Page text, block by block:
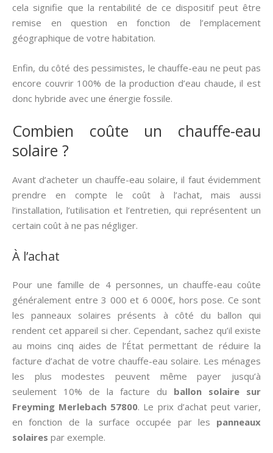
cela signifie que la rentabilité de ce dispositif peut être
remise en question en fonction de l’emplacement
géographique de votre habitation.
Enfin, du côté des pessimistes, le chauffe-eau ne peut pas
encore couvrir 100% de la production d’eau chaude, il est
donc hybride avec une énergie fossile.
Combien coûte un chauffe-eau
solaire ?
Avant d’acheter un chauffe-eau solaire, il faut évidemment
prendre en compte le coût à l’achat, mais aussi
l’installation, l’utilisation et l’entretien, qui représentent un
certain coût à ne pas négliger.
À l’achat
Pour une famille de 4 personnes, un chauffe-eau coûte
généralement entre 3 000 et 6 000€, hors pose. Ce sont
les panneaux solaires présents à côté du ballon qui
rendent cet appareil si cher. Cependant, sachez qu’il existe
au moins cinq aides de l’État permettant de réduire la
facture d’achat de votre chauffe-eau solaire. Les ménages
les plus modestes peuvent même payer jusqu’à
seulement 10% de la facture du ballon solaire sur
Freyming Merlebach 57800. Le prix d’achat peut varier,
en fonction de la surface occupée par les panneaux
solaires par exemple.